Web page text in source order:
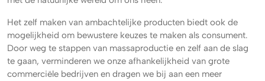
Het zelf maken van ambachtelijke producten biedt ook de
mogelijkheid om bewustere keuzes te maken als consument.
Door weg te stappen van massaproductie en zelf aan de slag
te gaan, verminderen we onze afhankelijkheid van grote
commerciële bedrijven en dragen we bij aan een meer